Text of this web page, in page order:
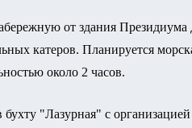
от здания
катеров. Планируется
около 2 часов.
"Лазурная" с